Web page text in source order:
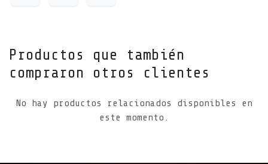
Productos que también
compraron otros clientes
No hay productos relacionados disponibles en
este momento.